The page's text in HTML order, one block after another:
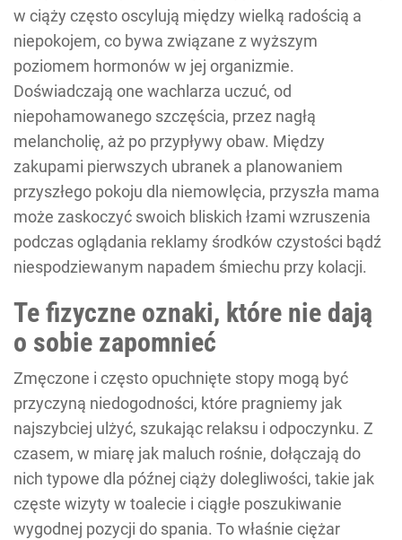
w ciąży często oscylują między wielką radością a
niepokojem, co bywa związane z wyższym
poziomem hormonów w jej organizmie.
Doświadczają one wachlarza uczuć, od
niepohamowanego szczęścia, przez nagłą
melancholię, aż po przypływy obaw. Między
zakupami pierwszych ubranek a planowaniem
przyszłego pokoju dla niemowlęcia, przyszła mama
może zaskoczyć swoich bliskich łzami wzruszenia
podczas oglądania reklamy środków czystości bądź
niespodziewanym napadem śmiechu przy kolacji.
Te fizyczne oznaki, które nie dają
o sobie zapomnieć
Zmęczone i często opuchnięte stopy mogą być
przyczyną niedogodności, które pragniemy jak
najszybciej ulżyć, szukając relaksu i odpoczynku. Z
czasem, w miarę jak maluch rośnie, dołączają do
nich typowe dla późnej ciąży dolegliwości, takie jak
częste wizyty w toalecie i ciągłe poszukiwanie
wygodnej pozycji do spania. To właśnie ciężar